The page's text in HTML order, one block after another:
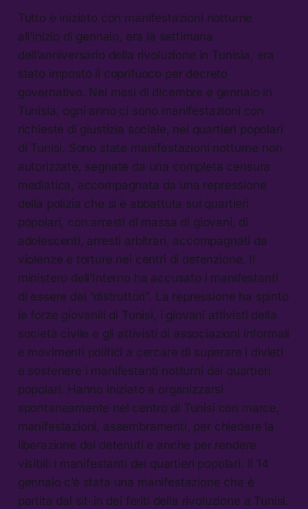
Tutto è iniziato con manifestazioni notturne
all’inizio di gennaio, era la settimana
dell’anniversario della rivoluzione in Tunisia, era
stato imposto il coprifuoco per decreto
governativo. Nei mesi di dicembre e gennaio in
Tunisia, ogni anno ci sono manifestazioni con
richieste di giustizia sociale, nei quartieri popolari
di Tunisi. Sono state manifestazioni notturne non
autorizzate, segnate da una completa censura
mediatica, accompagnata da una repressione
della polizia che si è abbattuta sui quartieri
popolari, con arresti di massa di giovani, di
adolescenti, arresti arbitrari, accompagnati da
violenze e torture nei centri di detenzione. Il
ministero dell’Interno ha accusato i manifestanti
di essere dei “distruttori”. La repressione ha spinto
le forze giovanili di Tunisi, i giovani attivisti della
società civile e gli attivisti di associazioni informali
e movimenti politici a cercare di superare i divieti
e sostenere i manifestanti notturni dei quartieri
popolari. Hanno iniziato a organizzarsi
spontaneamente nel centro di Tunisi con marce,
manifestazioni, assembramenti, per chiedere la
liberazione dei detenuti e anche per rendere
visibili i manifestanti dei quartieri popolari. Il 14
gennaio c’è stata una manifestazione che è
partita dal sit-in dei feriti della rivoluzione a Tunisi.